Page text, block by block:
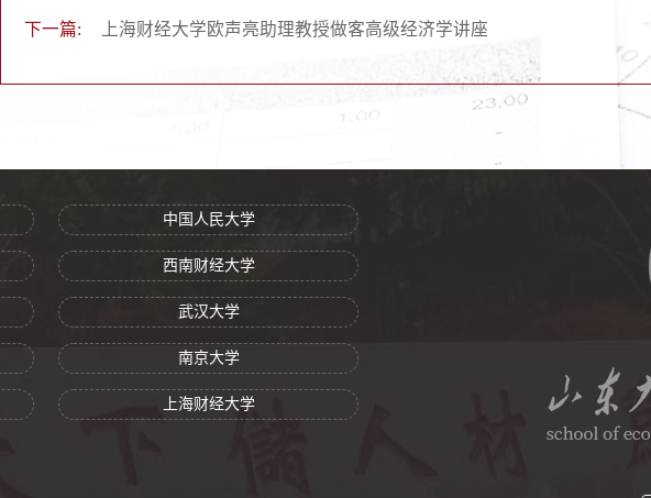
下一篇: 上海财经大学欧声亮助理教授做客高级经济学讲座
中国人民大学
西南财经大学
武汉大学
南京大学
上海财经大学